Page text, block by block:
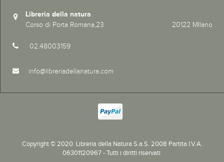
Libreria della natura
Corso di Porta Romana,23 20122 MIlano
02.48003159
info@libreriadellanatura.com
Copyright © 2020. Libreria della Natura S.a.S. 2008 Partita I.V.A.
06301120967 - Tutti i diritti riservati